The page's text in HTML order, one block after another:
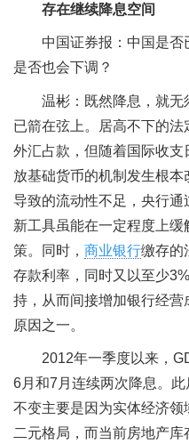
存在继续降息空间
中国证券报：中国是
是否也会下调？
温彬：既然降息，就无
已箭在弦上。居高不下的
外汇占款，但随着国际收
放基础货币的机制发生根
导致的流动性不足，央行通
新工具虽能在一定程度上
策。同时， 商业银行缴存的
存款利率，同时又以至少
持，从而间接增加银行经
原因之一。
2012年一季度以来，
6月和7月连续两次降息。
不变主要是因为实体经济领
二元格局，而当前房地产